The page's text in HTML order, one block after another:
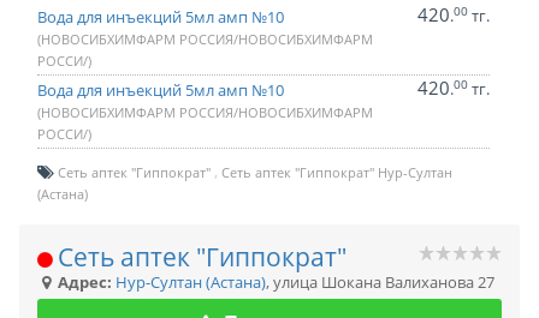
Вода для инъекций 5мл амп №10
(НОВОСИБХИМФАРМ РОССИЯ/НОВОСИБХИМФАРМ
РОССИ/)
420.00 тг.
Вода для инъекций 5мл амп №10
(НОВОСИБХИМФАРМ РОССИЯ/НОВОСИБХИМФАРМ
РОССИ/)
420.00 тг.
Сеть аптек "Гиппократ" Сеть аптек "Гиппократ" Нур-Султан
(Астана)
Сеть аптек "Гиппократ"
Адрес: Нур-Султан (Астана),улица Шокана Валиханова 27